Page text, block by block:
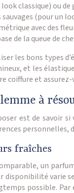
classique) ou
(pour un
avec des
de la queue de
les bons types
et les
coiffure et
à
est de savoir
fraîches
un
varie
possible.